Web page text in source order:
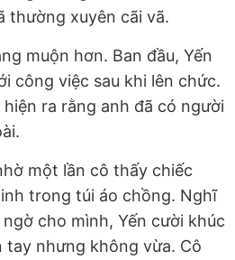
thường xuyên cãi vã.
muộn hơn. Ban đầu, Yến
công việc sau khi lên chức.
ra rằng anh đã có người
một lần cô thấy chiếc
trong túi áo chồng. Nghĩ
cho mình, Yến cười khúc
tay nhưng không vừa. Cô